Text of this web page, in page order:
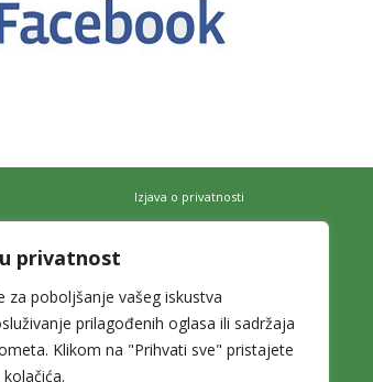
privatnost
za poboljšanje vašeg iskustva
prilagođenih oglasa ili sadržaja
Klikom na "Prihvati sve" pristajete
Izjava o privatnosti